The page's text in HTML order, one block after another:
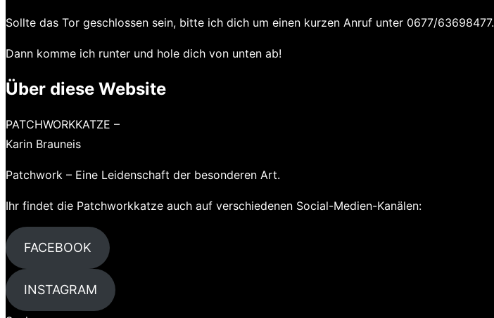
Sollte das Tor geschlossen sein, bitte ich dich um einen kurzen Anruf unter 0677/63698477.
Dann komme ich runter und hole dich von unten ab!
Über diese Website
PATCHWORKKATZE –
Karin Brauneis
Patchwork – Eine Leidenschaft der besonderen Art.
Ihr findet die Patchworkkatze auch auf verschiedenen Social-Medien-Kanälen:
FACEBOOK
INSTAGRAM